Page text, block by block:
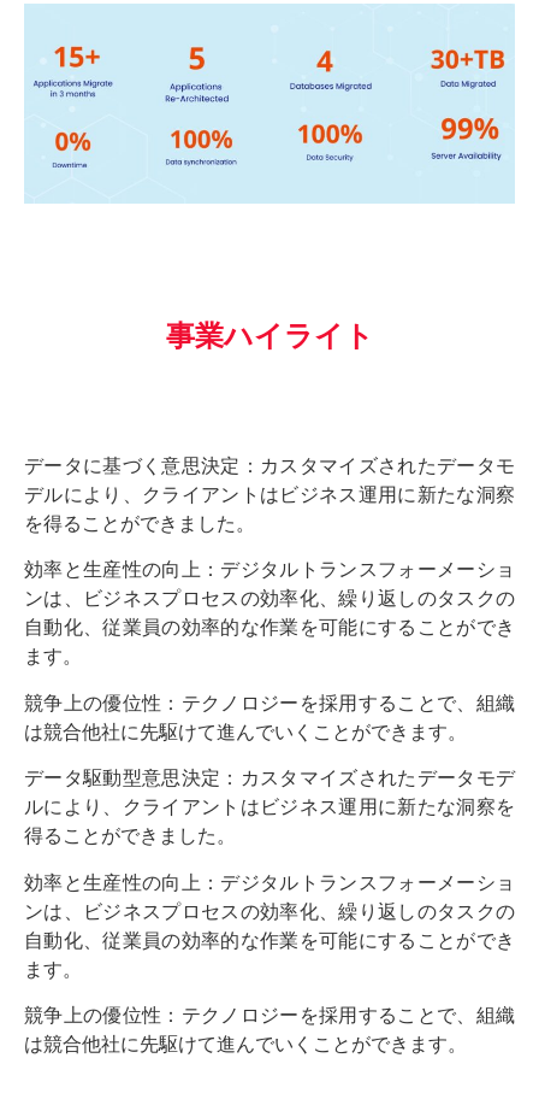
事業ハイライト
データに基づく意思決定：カスタマイズされたデータモ
デルにより、クライアントはビジネス運用に新たな洞察
を得ることができました。
効率と生産性の向上：デジタルトランスフォーメーショ
ンは、ビジネスプロセスの効率化、繰り返しのタスクの
自動化、従業員の効率的な作業を可能にすることができ
ます。
競争上の優位性：テクノロジーを採用することで、組織
は競合他社に先駆けて進んでいくことができます。
データ駆動型意思決定：カスタマイズされたデータモデ
ルにより、クライアントはビジネス運用に新たな洞察を
得ることができました。
効率と生産性の向上：デジタルトランスフォーメーショ
ンは、ビジネスプロセスの効率化、繰り返しのタスクの
自動化、従業員の効率的な作業を可能にすることができ
ます。
競争上の優位性：テクノロジーを採用することで、組織
は競合他社に先駆けて進んでいくことができます。